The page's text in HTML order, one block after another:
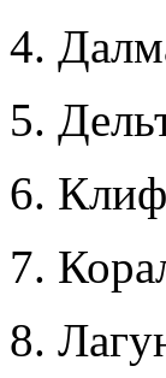
4.
5.
6.
7.
8.